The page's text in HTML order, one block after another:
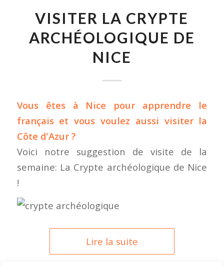
VISITER LA CRYPTE
ARCHÉOLOGIQUE DE
NICE
Vous êtes à Nice pour apprendre le
françaiset vous voulez aussi visiter la
Côte d’Azur ?
Voici notre suggestion de visite de la
semaine: La Crypte archéologique de Nice
!
Lire la suite